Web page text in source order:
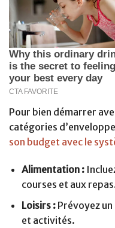
Pour bien démarrer
catégories
son budget avec le
Alimentation :
courses et aux
Loisirs :Prévoyez
et activités.